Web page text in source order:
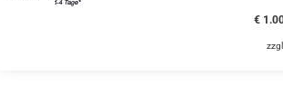
€
zzgl.